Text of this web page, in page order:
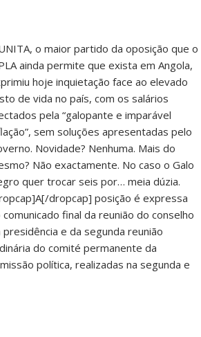
o maior partido da oposição que o
ainda permite que exista em Angola,
hoje inquietação face ao elevado
de vida no país, com os salários
pela “galopante e imparável
sem soluções apresentadas pelo
Novidade? Nenhuma. Mais do
Não exactamente. No caso o Galo
quer trocar seis por… meia dúzia.
dropcap] posição é expressa
comunicado final da reunião do conselho
presidência e da segunda reunião
do comité permanente da
política, realizadas na segunda e